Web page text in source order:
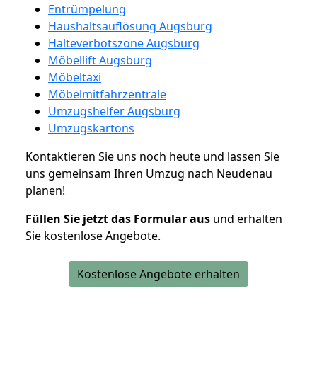
Entrümpelung
Haushaltsauflösung Augsburg
Halteverbotszone Augsburg
Möbellift Augsburg
Möbeltaxi
Möbelmitfahrzentrale
Umzugshelfer Augsburg
Umzugskartons
Kontaktieren Sie uns noch heute und lassen Sie
uns gemeinsam Ihren Umzug nach Neudenau
planen!
Füllen Sie jetzt das Formular aus und erhalten
Sie kostenlose Angebote.
Kostenlose Angebote erhalten